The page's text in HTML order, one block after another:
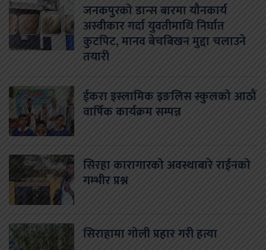
जनकपुरको डान्स बारमा यौनकार्य
अस्वीकार गर्दा युवतीमाथि निर्घात
कुटपिट, मानव बेचबिखन मुद्दा चलाउने
तयारी
ईकरा इस्लामिक इङलिस स्कुलको आठौं
वार्षिक कार्यक्रम सम्पन्न
सिरहा कारागारको अवस्थाबारे राईनको
गम्भीर प्रश्न
सिराहामा गोली प्रहार गरी हत्या